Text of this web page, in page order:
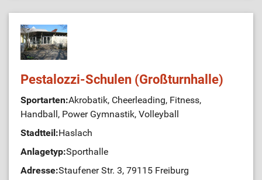
Pestalozzi-Schulen (Großturnhalle)
Sportarten:Akrobatik, Cheerleading, Fitness,
Handball, Power Gymnastik, Volleyball
Stadtteil:Haslach
Anlagetyp:Sporthalle
Adresse:Staufener Str. 3, 79115 Freiburg